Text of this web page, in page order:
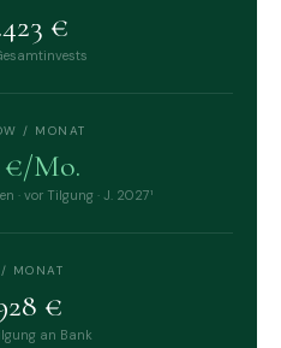
€
/ MONAT
€/Mo.
· vor Tilgung · J. 2027¹
/ MONAT
€
an Bank